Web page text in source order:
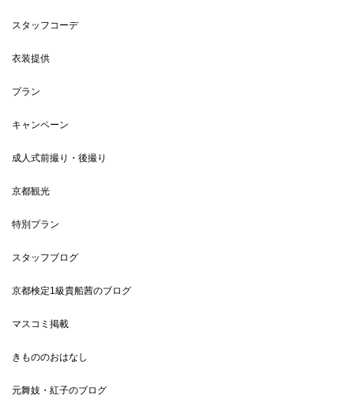
スタッフコーデ
衣装提供
プラン
キャンペーン
成人式前撮り・後撮り
京都観光
特別プラン
スタッフブログ
京都検定1級貴船茜のブログ
マスコミ掲載
きもののおはなし
元舞妓・紅子のブログ